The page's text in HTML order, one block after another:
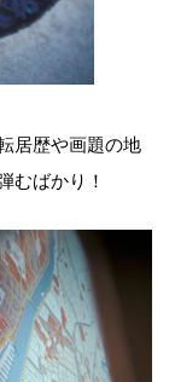
居歴や画題の地
むばかり！